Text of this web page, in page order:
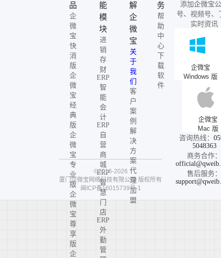
品
企
微
宝
快
消
版
企
微
宝
经
典
版
企
微
宝
专
业
版
企
微
宝
尊
享
版
企
能
模
块
进
销
存
财
ERP
智
能
会
计
ERP
自
营
商
城
ERP
智
慧
门
店
ERP
外
勤
管
解
企
微
宝
关
于
我
们
客
户
案
例
解
决
方
案
代
理
加
盟
务
帮
助
中
心
下
载
软
件
添加企微宝
号、视频号、
实时资讯
企微宝
Windows 版
企微宝
Mac 版
咨询热线：
5048363
商务合作：
售后服务：
©2016-2026
厦门企微宝网络科技有限公司 版权所有
闽ICP备16015739号-1